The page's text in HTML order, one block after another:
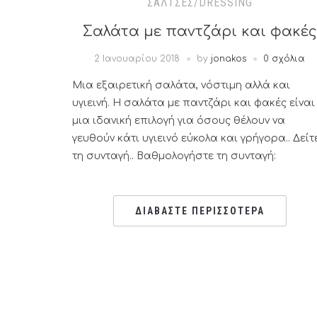
Σαλάτα με παντζάρι και φακές
2 Ιανουαρίου 2018 by jonakos 0 σχόλια
Μια εξαιρετική σαλάτα, νόστιμη αλλά και
υγιεινή. Η σαλάτα με παντζάρι και φακές είναι
μια ιδανική επιλογή για όσους θέλουν να
γευθούν κάτι υγιεινό εύκολα και γρήγορα..
τη συνταγή.. Βαθμολογήστε τη συνταγή:
ΔΙΑΒΑΣΤΕ ΠΕΡΙΣΣΟΤΕΡΑ